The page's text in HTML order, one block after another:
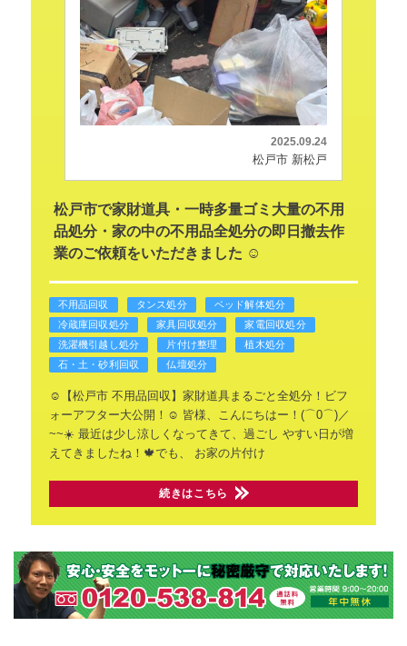
2025.09.24
松戸市 新松戸
松戸市で家財道具・一時多量ゴミ大量の不用
品処分・家の中の不用品全処分の即日撤去作
業のご依頼をいただきました ☺️
不用品回収 タンス処分
ベッド解体処分
冷蔵庫回収処分
家具回収処分
家電回収処分
洗濯機引越し処分
片付け整理
植木処分
石・土・砂利回収
仏壇処分
☺️【松戸市 不用品回収】家財道具まるごと全処分！ビフ
ォーアフター大公開！☺️ 皆様、こんにちはー！(⌒0⌒)／
~~☀️最近は少し涼しくなってきて、過ごし やすい日が増
えてきましたね！🍁でも、
お家の片付け
続きはこちら